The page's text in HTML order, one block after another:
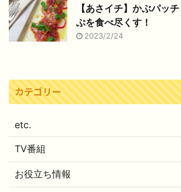
【あさイチ】かぶパッ
ぶを食べ尽くす！
2023/2/24
カテゴリー
etc.
TV番組
お役立ち情報